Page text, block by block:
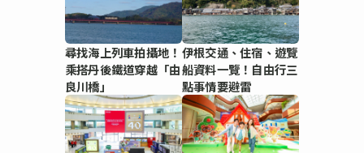
尋找海上列車拍攝地！
乘搭丹後鐵道穿越「由
良川橋」
伊根交通、住宿、遊覽
船資料一覽！自由行三
點事情要避雷